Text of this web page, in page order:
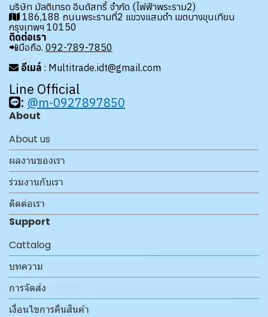
บริษัท มัลติเทรด อินดัสทรี้ จำกัด (ไฟฟ้าพระราม2)
186,188 ถนนพระรามที่2 แขวงแสมดำ เขตบางขุนเทียน
กรุงเทพฯ 10150
ติดต่อเรา
📲มือถือ. 092-789-7850
อีเมล์ : Multitrade.idt@gmail.com
Line Official
: @m-0927897850
About
About us
ผลงานของเรา
ร่วมงานกับเรา
ติดต่อเรา
Support
Cattalog
บทความ
การจัดส่ง
เงื่อนไขการคืนสินค้า